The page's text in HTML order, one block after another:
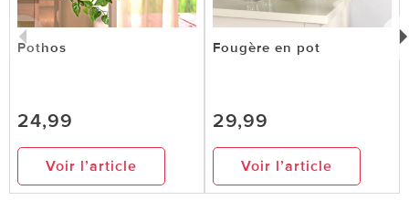
Pothos
24,99
Voir l’article
Fougère en pot
29,99
Voir l’article